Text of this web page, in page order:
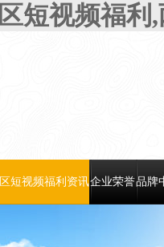
短视频福
短视频福利资讯企业荣誉品牌